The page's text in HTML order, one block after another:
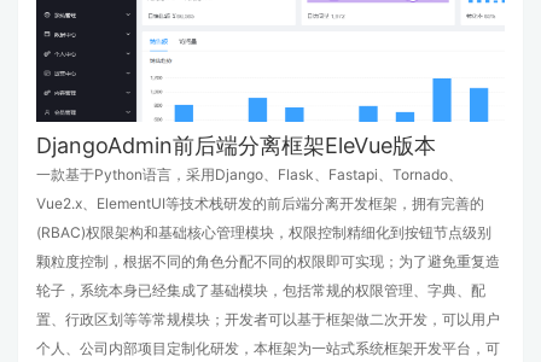
DjangoAdmin前后端分离框架EleVue版本
一款基于Python语言，采用Django、Flask、Fastapi、Tornado、
Vue2.x、ElementUI等技术栈研发的前后端分离开发框架，拥有完善的
(RBAC)权限架构和基础核心管理模块，权限控制精细化到按钮节点级别
颗粒度控制，根据不同的角色分配不同的权限即可实现；为了避免重复造
轮子，系统本身已经集成了基础模块，包括常规的权限管理、字典、配
置、行政区划等等常规模块；开发者可以基于框架做二次开发，可以用户
个人、公司内部项目定制化研发，本框架为一站式系统框架开发平台，可